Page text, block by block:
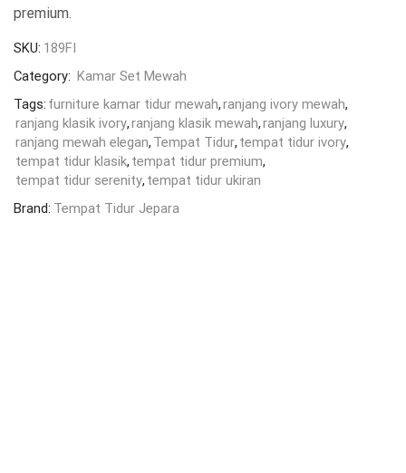
premium.
SKU: 189FI
Category: Kamar Set Mewah
Tags: furniture kamar tidur mewah,ranjang ivory mewah,
ranjang klasik ivory,ranjang klasik mewah,ranjang luxury,
ranjang mewah elegan, Tempat Tidur, tempat tidur ivory,
tempat tidur klasik, tempat tidur premium,
tempat tidur serenity, tempat tidur ukiran
Brand: Tempat Tidur Jepara